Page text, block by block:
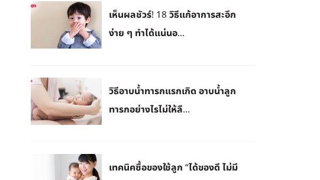
เห็นผลชัวร์! 18 วิธีแก้อาการสะอึก
ง่าย ๆ ทำได้แน่นอ...
วิธีอาบน้ำทารกแรกเกิด อาบน้ำลูก
ทารกอย่างไรไม่ให้ลื...
เทคนิคซื้อของใช้ลูก “ได้ของดี ไม่มี